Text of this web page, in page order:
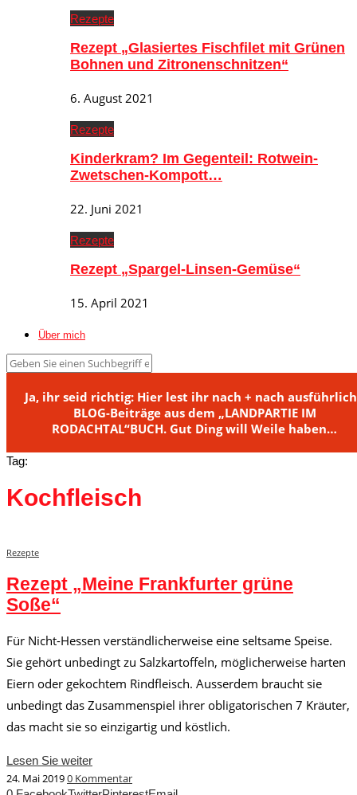
Rezepte
Rezept „Glasiertes Fischfilet mit Grünen
Bohnen und Zitronenschnitzen“
6. August 2021
Rezepte
Kinderkram? Im Gegenteil: Rotwein-
Zwetschen-Kompott…
22. Juni 2021
Rezepte
Rezept „Spargel-Linsen-Gemüse“
15. April 2021
Über mich
Ja, ihr seid richtig: Hier lest ihr nach + nach
BLOG-Beiträge aus dem „LANDPARTIE IM
RODACHTAL“BUCH. Gut Ding will Weile haben…
Tag:
Kochfleisch
Rezepte
Rezept „Meine Frankfurter grüne
Soße“
Für Nicht-Hessen verständlicherweise eine seltsame Speise.
Sie gehört unbedingt zu Salzkartoffeln, möglicherweise harten
Eiern oder gekochtem Rindfleisch. Ausserdem braucht sie
unbedingt das Zusammenspiel ihrer obligatorischen 7 Kräuter,
das macht sie so einzigartig und köstlich.
Lesen Sie weiter
24. Mai 20190 Kommentar